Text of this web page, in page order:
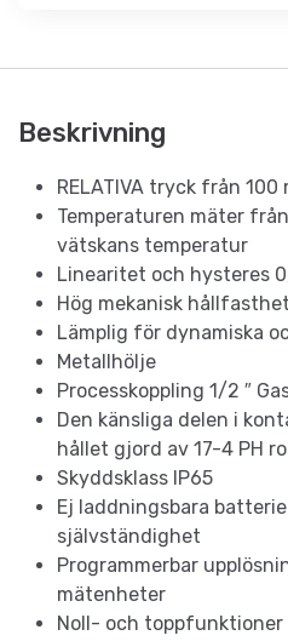
Beskrivning
RELATIVA tryck från
Temperaturen mäter
vätskans temperatur
Linearitet och hysteres
Hög mekanisk hållfasthet
Lämplig för dynamiska
Metallhölje
Processkoppling 1/2 ″
Den känsliga delen i
hållet gjord av 17-4 PH
Skyddsklass IP65
Ej laddningsbara
självständighet
Programmerbar
mätenheter
Noll- och